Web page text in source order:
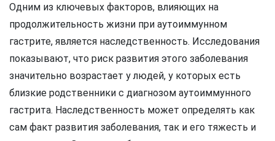
Одним из ключевых факторов, влияющих на
продолжительность жизни при аутоиммунном
гастрите, является наследственность. Исследования
показывают, что риск развития этого заболевания
значительно возрастает у людей, у которых есть
близкие родственники с диагнозом аутоиммунного
гастрита. Наследственность может определять как
сам факт развития заболевания, так и его тяжесть и